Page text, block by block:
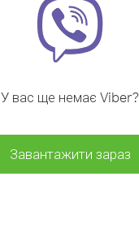
У вас ще немає Viber?
Завантажити зараз